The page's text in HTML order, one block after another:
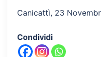
Canicattì, 23
Condividi